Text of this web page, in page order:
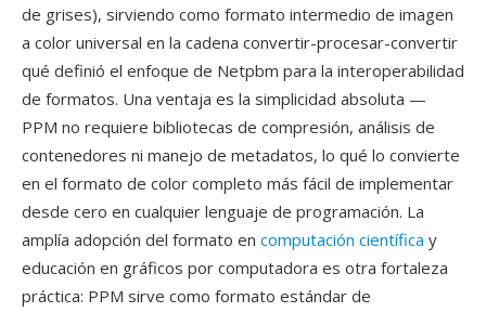
de grises), sirviendo como formato intermedio de imagen
a color universal en la cadena convertir-procesar-convertir
qué definió el enfoque de Netpbm para la interoperabilidad
de formatos. Una ventaja es la simplicidad absoluta —
PPM no requiere bibliotecas de compresión, análisis de
contenedores ni manejo de metadatos, lo qué lo convierte
en el formato de color completo más fácil de implementar
desde cero en cualquier lenguaje de programación. La
amplía adopción del formato en computación científica y
educación en gráficos por computadora es otra fortaleza
práctica: PPM sirve como formato estándar de